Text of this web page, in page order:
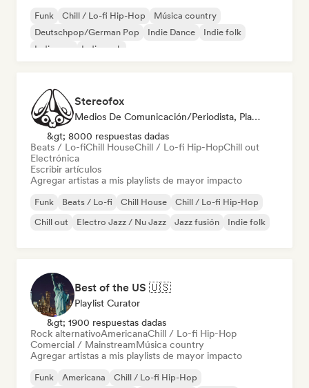
Funk Chill / Lo-fi Hip-Hop
Música country
Deutschpop/German Pop
Indie Dance
Indie folk
Indie pop
Indie rock
Stereofox
Medios De Comunicación/Periodista, Playlist Curator
&gt; 8000 respuestas dadas
Beats / Lo-fiChill HouseChill / Lo-fi Hip-HopChill out
Electrónica
Escribir artículos
Agregar artistas a mis playlists de mayor impacto
Funk Beats / Lo-fi Chill House
Chill / Lo-fi Hip-Hop
Chill out
Electro Jazz / Nu Jazz Jazz fusión Indie folk
Best of the US 🇺🇸
Playlist Curator
&gt; 1900 respuestas dadas
Rock alternativoAmericanaChill / Lo-fi Hip-Hop
Comercial / MainstreamMúsica country
Agregar artistas a mis playlists de mayor impacto
Funk Americana Chill / Lo-fi Hip-Hop